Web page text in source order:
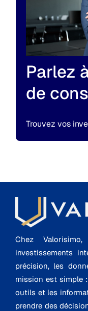
Parlez
de
Trouvez vos
Chez
investissements
précision, les
mission est simple
outils et les
prendre des